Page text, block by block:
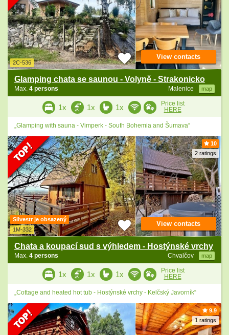
2C-536
Glamping chata se saunou - Volyně - Strakonicko
Malenice map
Max. 4 persons
View contacts
1x 1x 1x
Price list
HERE
„Glamping with sauna - Vimperk - South Bohemia and Šumava“
10
2 ratings
Silvestr je obsazený
1M-332
Chata a koupací sud s výhledem - Hostýnské vrchy
Chvalčov map
Max. 4 persons
View contacts
1x 1x 1x
Price list
HERE
„Cottage and heated hot tub - Hostýnské vrchy - Kelčský Javorník“
9.9
1 ratings